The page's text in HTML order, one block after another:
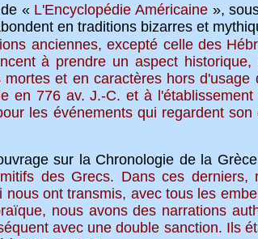
« L'Encyclopédie Américaine »,
en traditions bizarres et
anciennes, excepté celle des
à prendre un aspect
et en caractères hors
en 776 av. J.-C. et à
les événements qui regardent
sur la Chronologie de la Grèce
des Grecs. Dans ces
ont transmis, avec tous les
nous avons des narrations
avec une double sanction. Ils